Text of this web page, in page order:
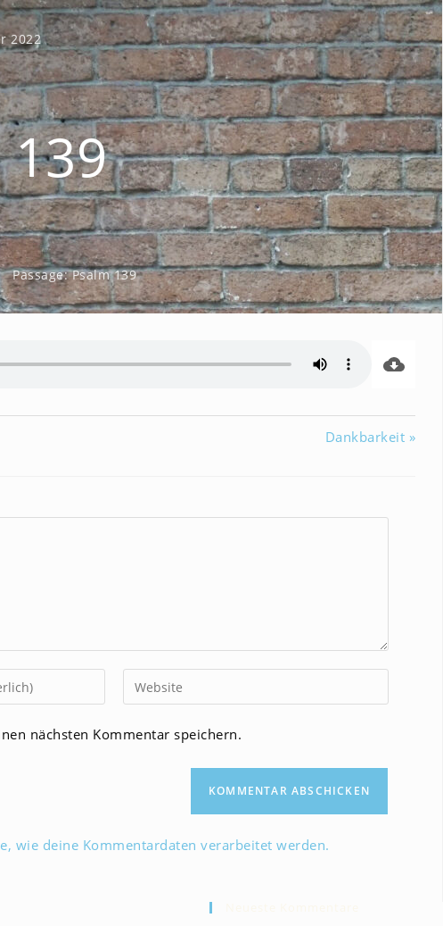
2022
Passage: Psalm 139
Dankbarkeit »
Gib
deine
nächsten Kommentar speichern.
wie deine Kommentardaten verarbeitet werden.